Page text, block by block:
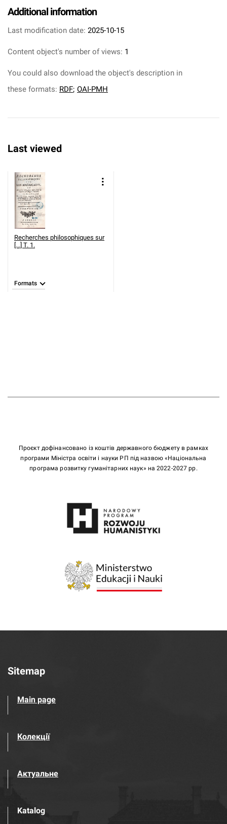
Additional information
Last modification date: 2025-10-15
Content object's number of views: 1
You could also download the object's description in
these formats: RDF; OAI-PMH
Last viewed
Recherches philosophiques sur
[...] T. 1.
Formats
Проєкт дофінансовано із коштів державного бюджету в рамках
програми Міністра освіти і науки РП під назвою «Національна
програма розвитку гуманітарних наук» на 2022-2027 рр.
Sitemap
Main page
Колекції
Актуальне
Katalog